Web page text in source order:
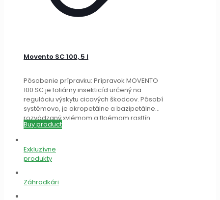
Movento SC 100, 5 l
Pôsobenie prípravku: Prípravok MOVENTO
100 SC je foliárny insekticíd určený na
reguláciu výskytu cicavých škodcov. Pôsobí
systémovo, je akropetálne a bazipetálne
rozvádzaný xylémom a floémom rastlín.
[…]
Buy product
Exkluzívne
produkty
Záhradkári